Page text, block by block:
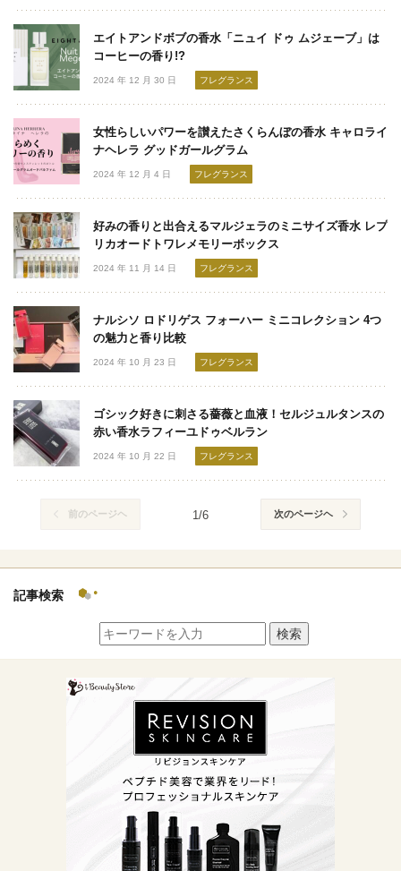
エイトアンドボブの香水「ニュイ ドゥ ムジェーブ」は
コーヒーの香り!?
2024 年 12 月 30 日 フレグランス
女性らしいパワーを讃えたさくらんぼの香水 キャロライ
ナヘレラ グッドガールグラム
2024 年 12 月 4 日 フレグランス
好みの香りと出合えるマルジェラのミニサイズ香水 レプ
リカオードトワレメモリーボックス
2024 年 11 月 14 日 フレグランス
ナルシソ ロドリゲス フォーハー ミニコレクション 4つ
の魅力と香り比較
2024 年 10 月 23 日 フレグランス
ゴシック好きに刺さる薔薇と血液！セルジュルタンスの
赤い香水ラフィーユドゥベルラン
2024 年 10 月 22 日 フレグランス
前のページヘ 1/6 次のページヘ
記事検索
検索